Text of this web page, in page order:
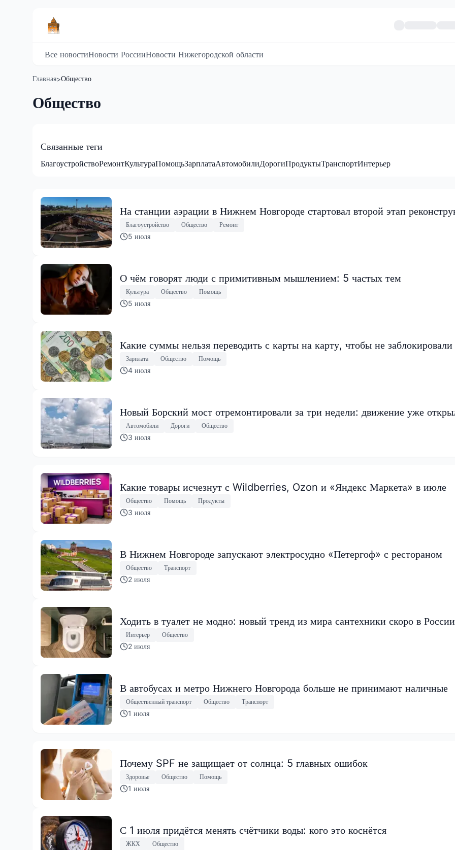
Все новостиНовости РоссииНовости Нижегородской области
Главная>Общество
Общество
Связанные теги
БлагоустройствоРемонтКультураПомощьЗарплатаАвтомобилиДорогиПродуктыТранспортИнтерьер
На станции аэрации в Нижнем Новгороде стартовал второй этап
Благоустройство Общество Ремонт
5 июля
О чём говорят люди с примитивным мышлением: 5 частых тем
Культура Общество Помощь
5 июля
Какие суммы нельзя переводить с карты на карту, чтобы не заблокировали
Зарплата Общество Помощь
4 июля
Новый Борский мост отремонтировали за три недели: движение уже
Автомобили Дороги Общество
3 июля
Какие товары исчезнут с Wildberries, Ozon и «Яндекс Маркета» в июле
Общество Помощь Продукты
3 июля
В Нижнем Новгороде запускают электросудно «Петергоф» с рестораном
Общество Транспорт
2 июля
Ходить в туалет не модно: новый тренд из мира сантехники скоро в России
Интерьер Общество
2 июля
В автобусах и метро Нижнего Новгорода больше не принимают наличные
Общественный транспорт Общество Транспорт
1 июля
Почему SPF не защищает от солнца: 5 главных ошибок
Здоровье Общество Помощь
1 июля
С 1 июля придётся менять счётчики воды: кого это коснётся
ЖКХ Общество